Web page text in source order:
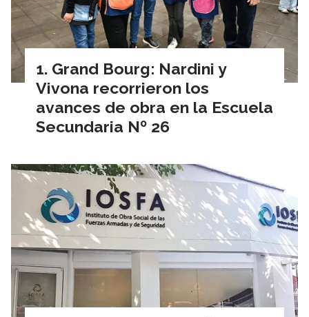
Grand Bourg: Nardini y
Vivona recorrieron los
avances de obra en la Escuela
Secundaria Nº 26